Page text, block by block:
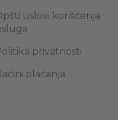
uslovi korišćenja
privatnosti
plaćanja